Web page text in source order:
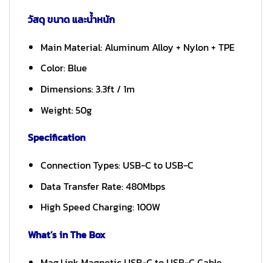
วัสดุ ขนาด และน้ำหนัก
Main Material: Aluminum Alloy + Nylon + TPE
Color: Blue
Dimensions: 3.3ft / 1m
Weight: 50g
Specification
Connection Types: USB-C to USB-C
Data Transfer Rate: 480Mbps
High Speed Charging: 100W
What’s in The Box